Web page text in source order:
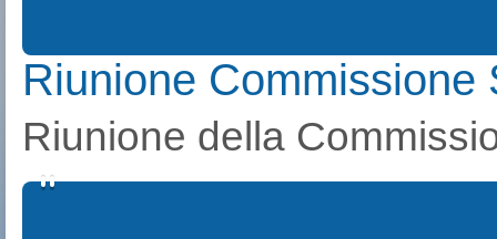
Riunione Commissione
Riunione della